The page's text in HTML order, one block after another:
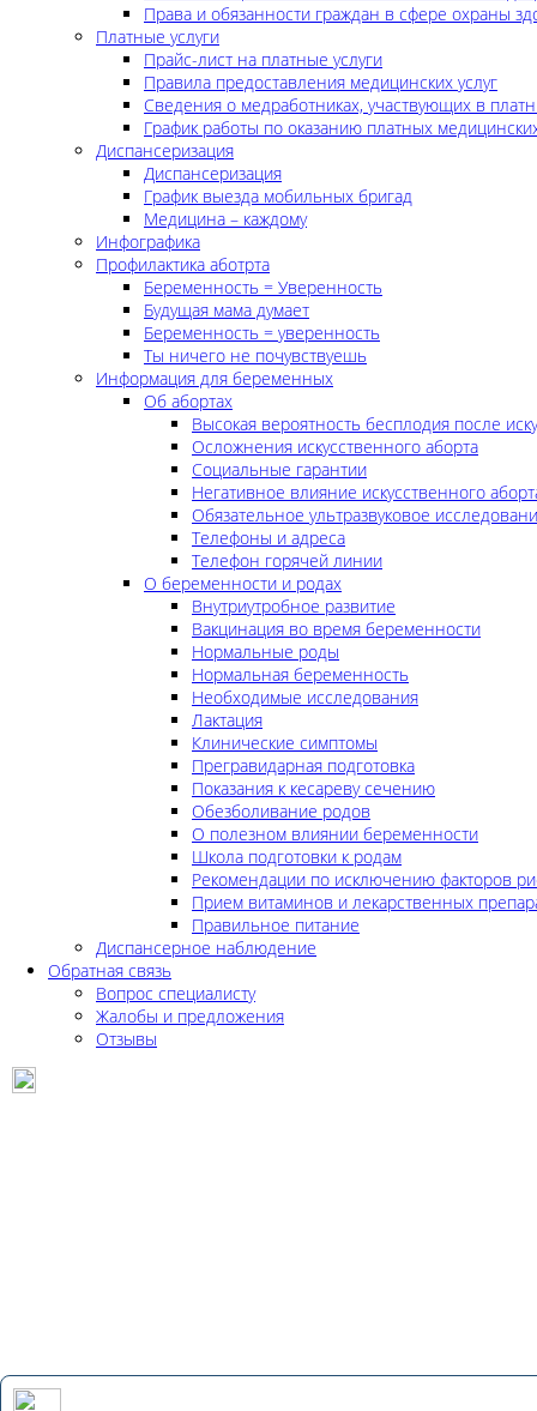
Права и обязанности граждан в сфере охраны
Платные услуги
Прайс-лист на платные услуги
Правила предоставления медицинских услуг
Сведения о медработниках, участвующих в
График работы по оказанию платных
Диспансеризация
Диспансеризация
График выезда мобильных бригад
Медицина – каждому
Инфографика
Профилактика аботрта
Беременность = Уверенность
Будущая мама думает
Беременность = уверенность
Ты ничего не почувствуешь
Информация для беременных
Об абортах
Высокая вероятность бесплодия после
Осложнения искусственного аборта
Социальные гарантии
Негативное влияние искусственного
Обязательное ультразвуковое
Телефоны и адреса
Телефон горячей линии
О беременности и родах
Внутриутробное развитие
Вакцинация во время беременности
Нормальные роды
Нормальная беременность
Необходимые исследования
Лактация
Клинические симптомы
Прегравидарная подготовка
Показания к кесареву сечению
Обезболивание родов
О полезном влиянии беременности
Школа подготовки к родам
Рекомендации по исключению факторов
Прием витаминов и лекарственных
Правильное питание
Диспансерное наблюдение
Обратная связь
Вопрос специалисту
Жалобы и предложения
Отзывы